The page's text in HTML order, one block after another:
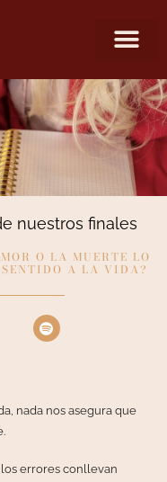
nuestros finales
O LA MUERTE LO
A LA VIDA?
nada nos asegura que
errores conllevan